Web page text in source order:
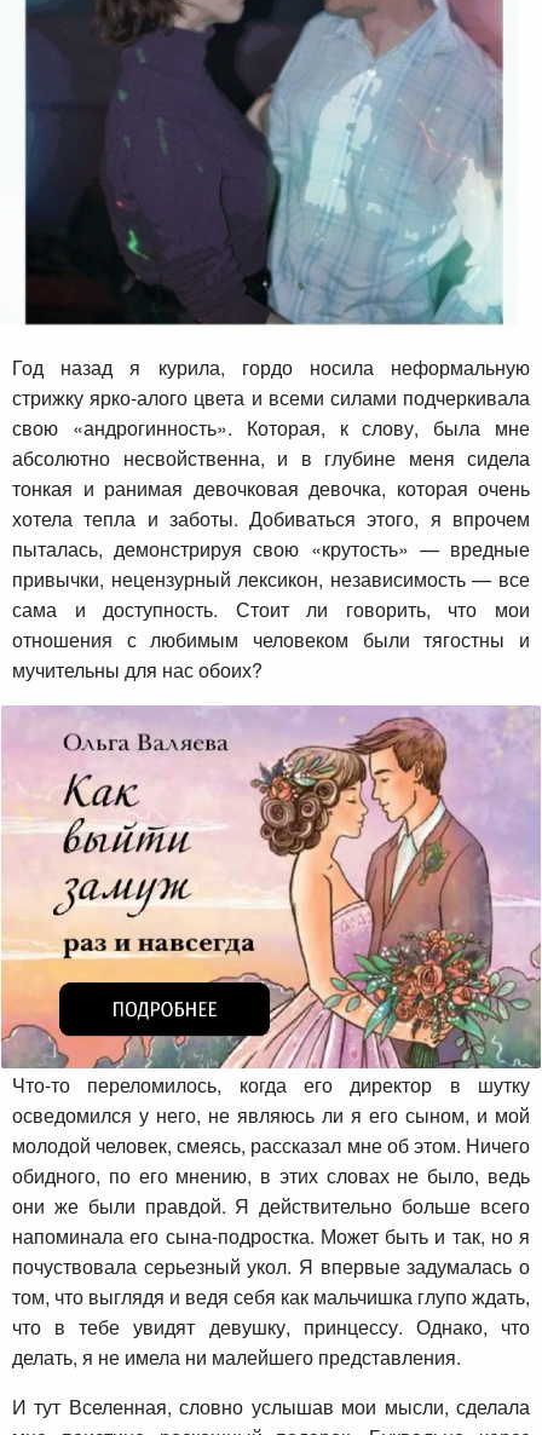
Год назад я курила, гордо носила неформальную
стрижку ярко-алого цвета и всеми силами подчеркивала
свою «андрогинность». Которая, к слову, была мне
абсолютно несвойственна, и в глубине меня сидела
тонкая и ранимая девочковая девочка, которая очень
хотела тепла и заботы. Добиваться этого, я впрочем
пыталась, демонстрируя свою «крутость» — вредные
привычки, нецензурный лексикон, независимость — все
сама и доступность. Стоит ли говорить, что мои
отношения с любимым человеком были тягостны и
мучительны для нас обоих?
Что-то переломилось, когда его директор в шутку
осведомился у него, не являюсь ли я его сыном, и мой
молодой человек, смеясь, рассказал мне об этом. Ничего
обидного, по его мнению, в этих словах не было, ведь
они же были правдой. Я действительно больше всего
напоминала его сына-подростка. Может быть и так, но я
почуствовала серьезный укол. Я впервые задумалась о
том, что выглядя и ведя себя как мальчишка глупо ждать,
что в тебе увидят девушку, принцессу. Однако, что
делать, я не имела ни малейшего представления.
И тут Вселенная, словно услышав мои мысли, сделала